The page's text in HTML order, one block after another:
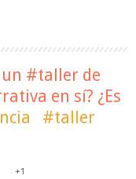
#taller de
en sí? ¿Es
#taller
+1